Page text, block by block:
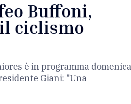
Buffoni,
ciclismo
è in programma domenica
Giani: "Una